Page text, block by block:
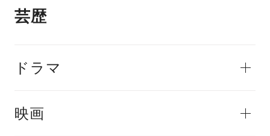
芸歴
ドラマ
映画